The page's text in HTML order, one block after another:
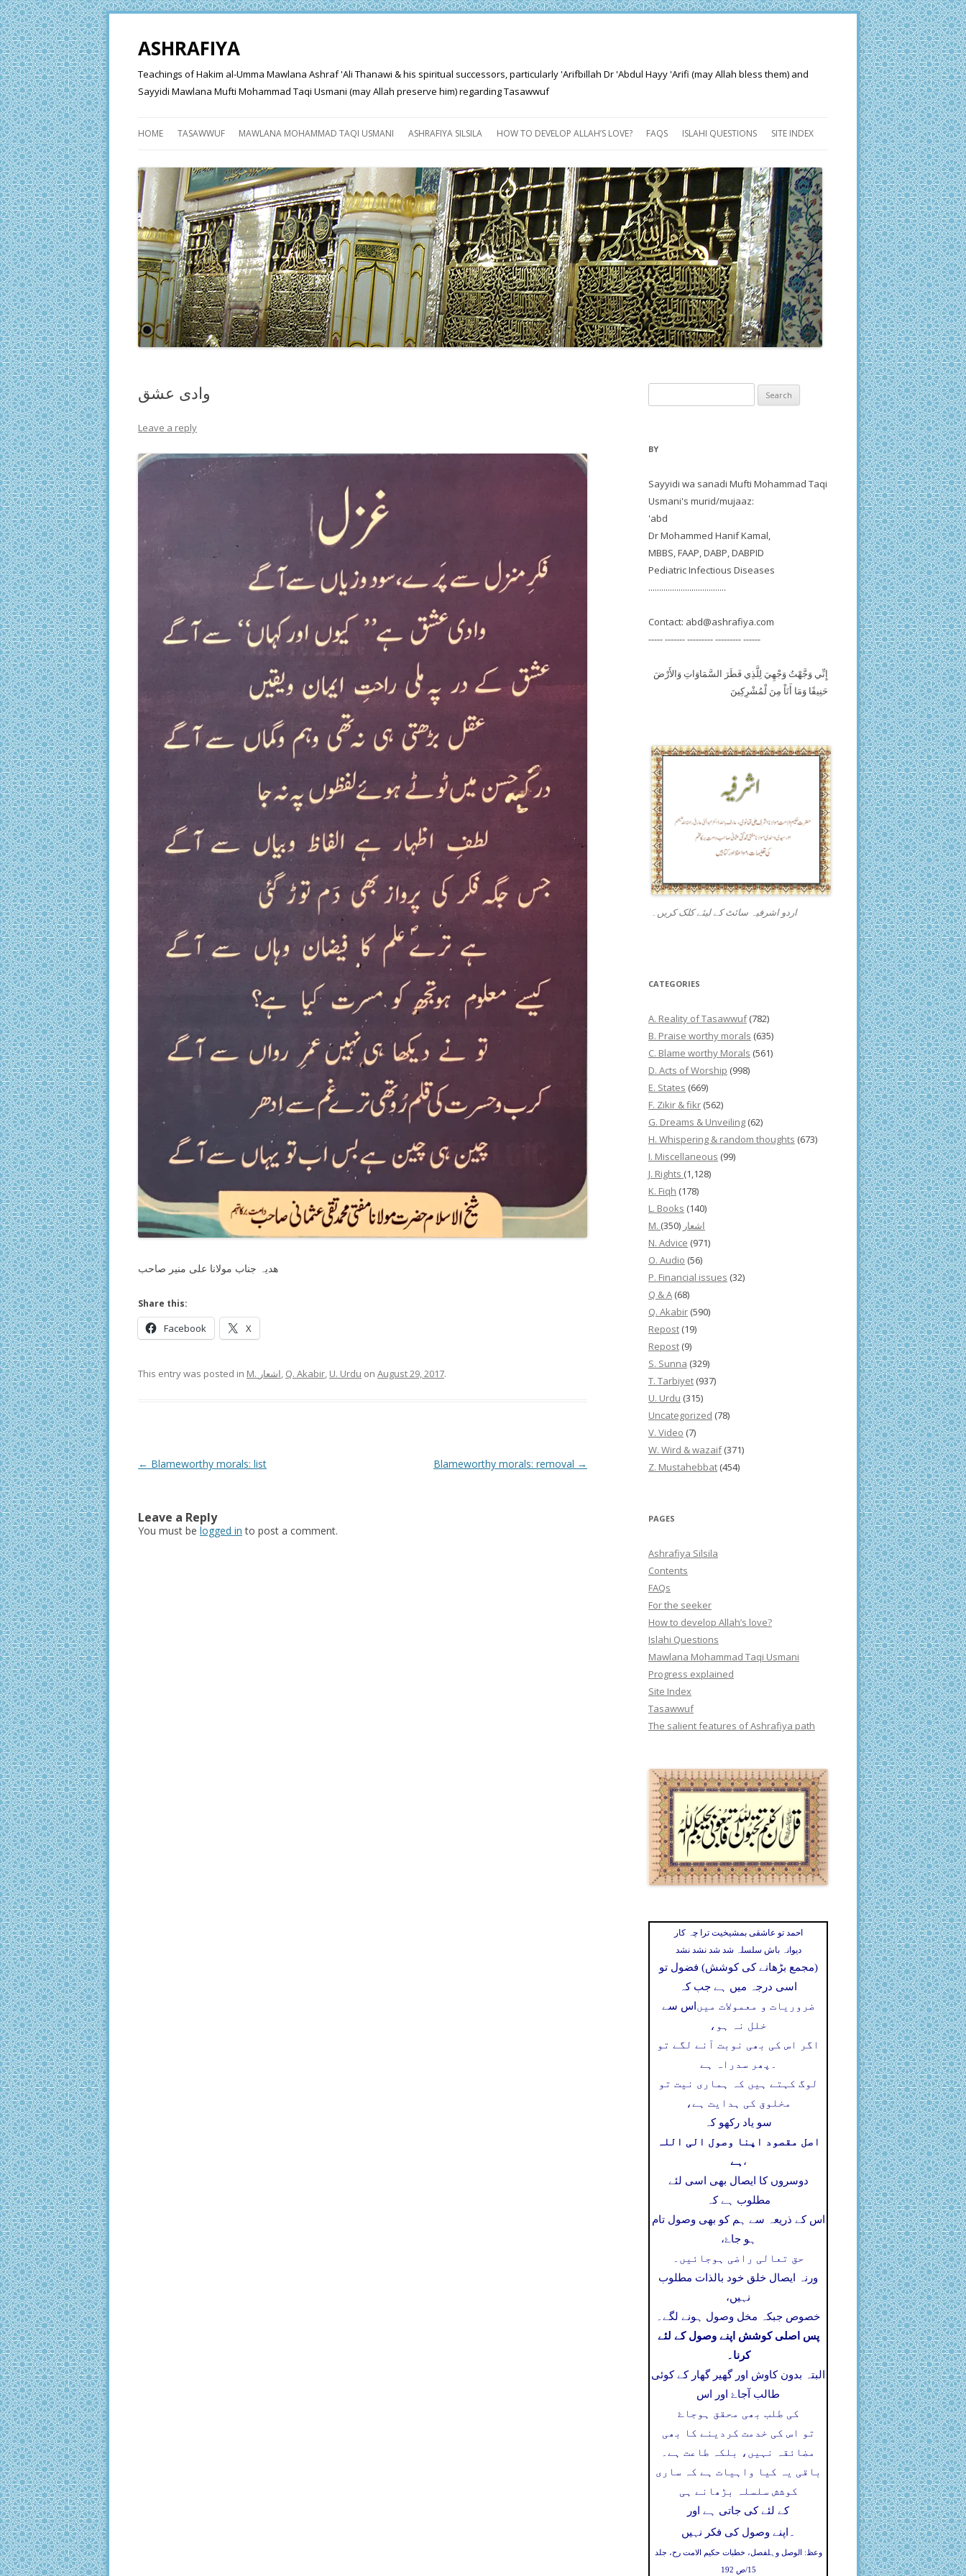
ASHRAFIYA
Teachings of Hakim al-Umma Mawlana Ashraf 'Ali Thanawi & his spiritual successors, particularly 'Arifbillah Dr 'Abdul Hayy 'Arifi (may Allah bless them) and
Sayyidi Mawlana Mufti Mohammad Taqi Usmani (may Allah preserve him) regarding Tasawwuf
HOME TASAWWUF MAWLANA MOHAMMAD TAQI USMANI ASHRAFIYA SILSILA
ASHRAFIYA PATH
FOR THE SEEKER
PROGRESS EXPLAINED
HOW TO DEVELOP ALLAH’S LOVE? FAQS ISLAHI QUESTIONS SITE INDEX
وادی عشق
Leave a reply
ھدیہ جناب مولانا علی منیر صاحب
Share this:
Facebook X
This entry was posted in M. اشعار, Q. Akabir, U. Urdu on August 29, 2017.
Post
← Blameworthy morals: list Blameworthy morals: removal →
Leave a Reply
You must be logged in to post a comment.
for:
BY
Sayyidi wa sanadi Mufti Mohammad Taqi
Usmani's murid/mujaaz:
'abd
Dr Mohammed Hanif Kamal,
MBBS, FAAP, DABP, DABPID
Pediatric Infectious Diseases
....................................
Contact: abd@ashrafiya.com
----- ------- --------- --------- ------
إِنِّي وَجَّهْتُ وَجْهِيَ لِلَّذِي فَطَرَ السَّمَاوَاتِ وَالأَرْضَ
حَنِيفًا وَمَا أَنَاْ مِنَ لْمُشْرِكِينَ
اردو اشرفیہ سائٹ کے لیئے کلک کریں۔
CATEGORIES
A. Reality of Tasawwuf(782)
B. Praise worthy morals (635)
C. Blame worthy Morals (561)
D. Acts of Worship (998)
E. States (669)
F. Zikir & fikr (562)
G. Dreams & Unveiling (62)
H. Whispering & random thoughts (673)
I. Miscellaneous (99)
J. Rights (1,128)
K. Fiqh (178)
L. Books (140)
M. اشعار (350)
N. Advice (971)
O. Audio (56)
P. Financial issues (32)
Q & A (68)
Q. Akabir (590)
Repost (19)
Repost (9)
S. Sunna (329)
T. Tarbiyet (937)
U. Urdu (315)
Uncategorized (78)
V. Video (7)
W. Wird & wazaif(371)
Z. Mustahebbat (454)
PAGES
Ashrafiya Silsila
Contents
FAQs
For the seeker
How to develop Allah’s love?
Islahi Questions
Mawlana Mohammad Taqi Usmani
Progress explained
Site Index
Tasawwuf
The salient features of Ashrafiya path
احمد تو عاشقی بمشیخیت ترا چہ کار
دیوانہ باش سلسلہ شد شد نشد نشد
(مجمع بڑھانے کی کوشش) فضول تو
اسی درجہ میں ہے جب کہ
اس سے ضروریات و معمولات میں
خلل نہ ہو،
اگر اس کی بھی نوبت آنے لگے تو
پھر سدراہ ہے ۔
لوگ کہتے ہیں کہ ہماری نیت تو
مخلوق کی ہدایت ہے،
سو یاد رکھو کہ
اصل مقصود اپنا وصول الی اللہ
ہے ،
دوسروں کا ایصال بھی اسی لئے
مطلوب ہے کہ
اس کے ذریعہ سے ہم کو بھی وصول تام
ہو جاۓ،
حق تعالی راضی ہوجائیں۔
ورنہ ایصال خلق خود بالذات مطلوب
نہیں،
خصوص جبکہ مخل وصول ہونے لگے۔
پس اصلی کوشش اپنے وصول کے لئے
کرنا۔
البتہ بدون کاوش اور گھیر گھار کے کوئی
طالب آجاۓ اور اس
کی طلب بھی محقق ہوجاۓ
تو اس کی خدمت کردینے کا بھی
مضائقہ نہیں، بلکہ طاعت ہے۔
باقی یہ کیا واہیات ہے کہ ساری
کوشش سلسلہ بڑھانے ہی
کے لئے کی جاتی ہے اور
اپنے وصول کی فکر نہیں ۔
وعظ: الوصل وہلفصل، خطبات حکیم الامت رح، جلد
15/ص 192